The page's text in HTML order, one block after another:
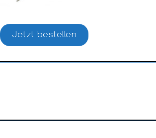
Jetzt bestellen